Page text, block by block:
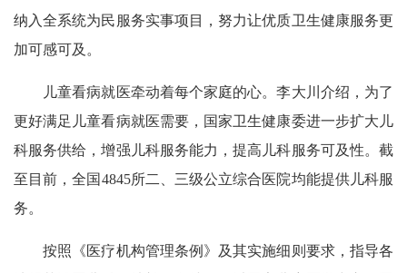
纳入全系统为民服务实事项目，努力让优质卫生健康服务更
加可感可及。
儿童看病就医牵动着每个家庭的心。李大川介绍，为了
更好满足儿童看病就医需要，国家卫生健康委进一步扩大儿
科服务供给，增强儿科服务能力，提高儿科服务可及性。截
至目前，全国4845所二、三级公立综合医院均能提供儿科服
务。
按照《医疗机构管理条例》及其实施细则要求，指导各